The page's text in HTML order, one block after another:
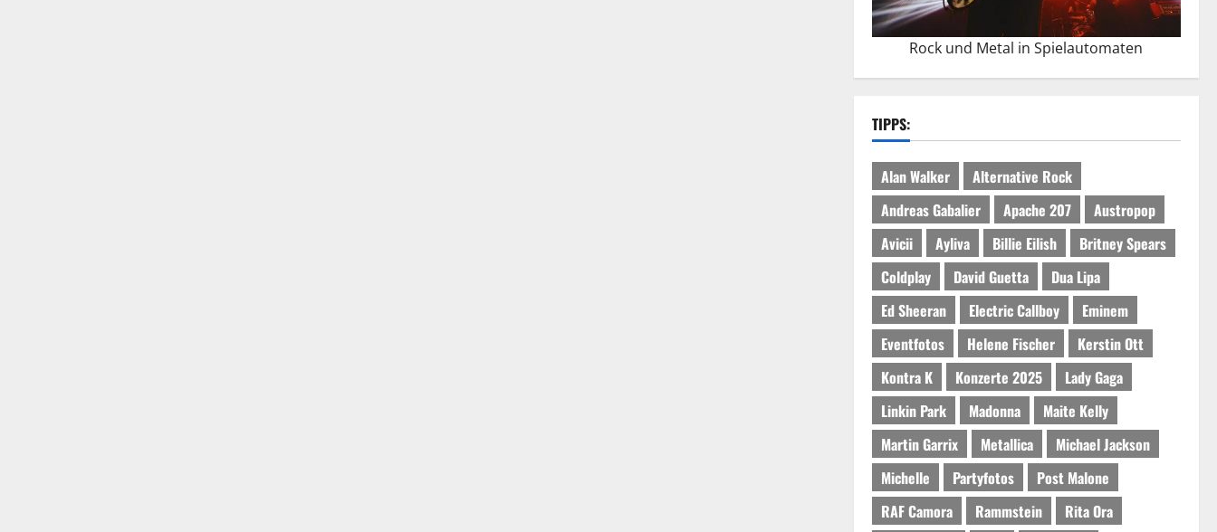
Rock und Metal in Spielautomaten
TIPPS:
Alan Walker
Alternative Rock
Andreas Gabalier
Apache 207
Austropop
Avicii
Ayliva Billie Eilish
Britney Spears
Coldplay
David Guetta
Dua Lipa
Ed Sheeran
Electric Callboy
Eminem
Eventfotos
Helene Fischer
Kerstin Ott
Kontra K
Konzerte 2025
Lady Gaga
Linkin Park
Madonna
Maite Kelly
Martin Garrix
Metallica
Michael Jackson
Michelle
Partyfotos
Post Malone
RAF Camora
Rammstein
Rita Ora